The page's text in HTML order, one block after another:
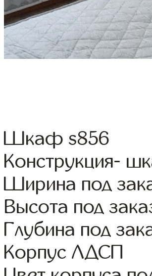
Шкаф s856
Конструкция-
Ширина под
Высота под
Глубина под
Корпус ЛДСП